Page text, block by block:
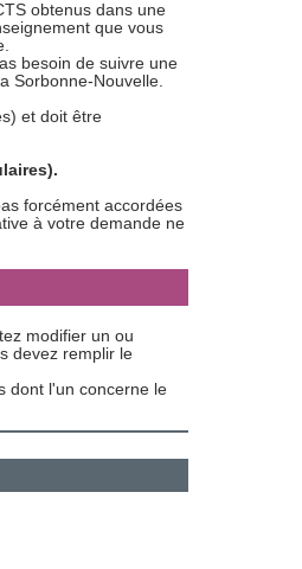
obtenus dans une
que vous
besoin de suivre une
Sorbonne-Nouvelle.
et doit être
forcément accordées
à votre demande ne
modifier un ou
devez remplir le
dont l'un concerne le